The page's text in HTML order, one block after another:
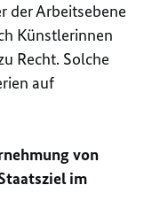
der Arbeitsebene
Künstlerinnen
Recht. Solche
auf
von
im